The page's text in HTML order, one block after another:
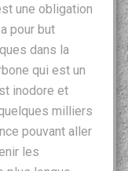
une obligation
pour but
dans la
qui est un
inodore et
milliers
pouvant aller
les